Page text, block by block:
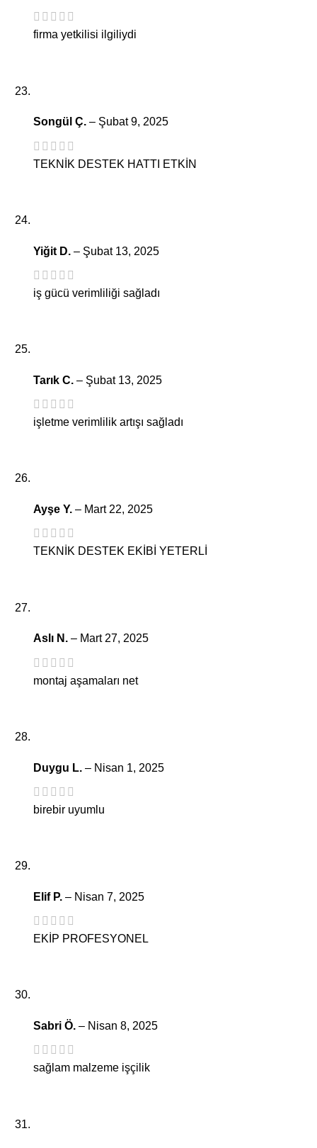
firma yetkilisi ilgiliydi
Songül Ç. – Şubat 9, 2025
TEKNİK DESTEK HATTI ETKİN
Yiğit D. – Şubat 13, 2025
iş gücü verimliliği sağladı
Tarık C. – Şubat 13, 2025
işletme verimlilik artışı sağladı
Ayşe Y. – Mart 22, 2025
TEKNİK DESTEK EKİBİ YETERLİ
Aslı N. – Mart 27, 2025
montaj aşamaları net
Duygu L. – Nisan 1, 2025
birebir uyumlu
Elif P. – Nisan 7, 2025
EKİP PROFESYONEL
Sabri Ö. – Nisan 8, 2025
sağlam malzeme işçilik